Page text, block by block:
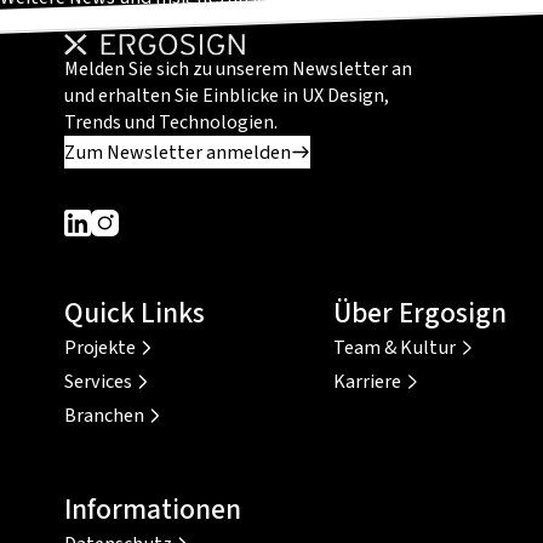
Melden Sie sich zu unserem Newsletter an
und erhalten Sie Einblicke in UX Design,
Trends und Technologien.
Zum Newsletter anmelden
Dieser Link führt zu einer externen Seite
Dieser Link führt zu einer externen Seite
Quick Links
Projekte
Services
Branchen
Über Ergosign
Team & Kultur
Karriere
Informationen